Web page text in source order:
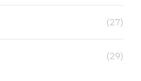
(27)
(29)